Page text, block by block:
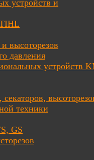
устройств и
высоторезов
давления
устройств
техники
GS